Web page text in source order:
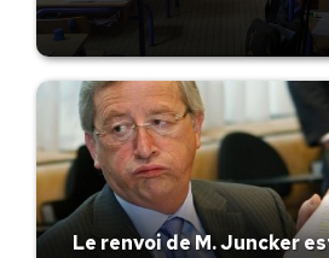
Le renvoi de M. Juncker